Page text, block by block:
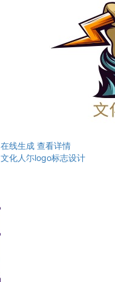
在线生成 查看详情
文化人尓logo标志设计